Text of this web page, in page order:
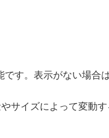
です。表示がない場合
イズによって変動